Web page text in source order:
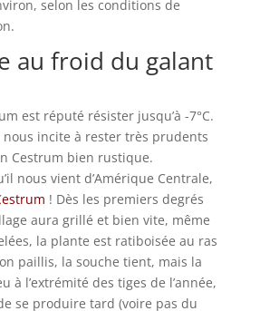
selon les conditions de
au froid du galant
est réputé résister jusqu’à -7°C.
nous incite à rester très prudents
Cestrum bien rustique.
nous vient d’Amérique Centrale,
! Dès les premiers degrés
aura grillé et bien vite, même
la plante est ratiboisée au ras
paillis, la souche tient, mais la
à l’extrémité des tiges de l’année,
se produire tard (voire pas du